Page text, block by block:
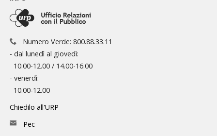
Numero Verde: 800.88.33.11
- dal lunedì al giovedì:
10.00-12.00 / 14.00-16.00
- venerdì:
10.00-12.00
Chiedilo all'URP
Pec